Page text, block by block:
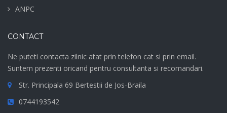
ANPC
CONTACT
Ne puteti contacta zilnic atat prin telefon cat si prin email.
Suntem prezenti oricand pentru consultanta si recomandari.
Str. Principala 69 Bertestii de Jos-Braila
0744193542